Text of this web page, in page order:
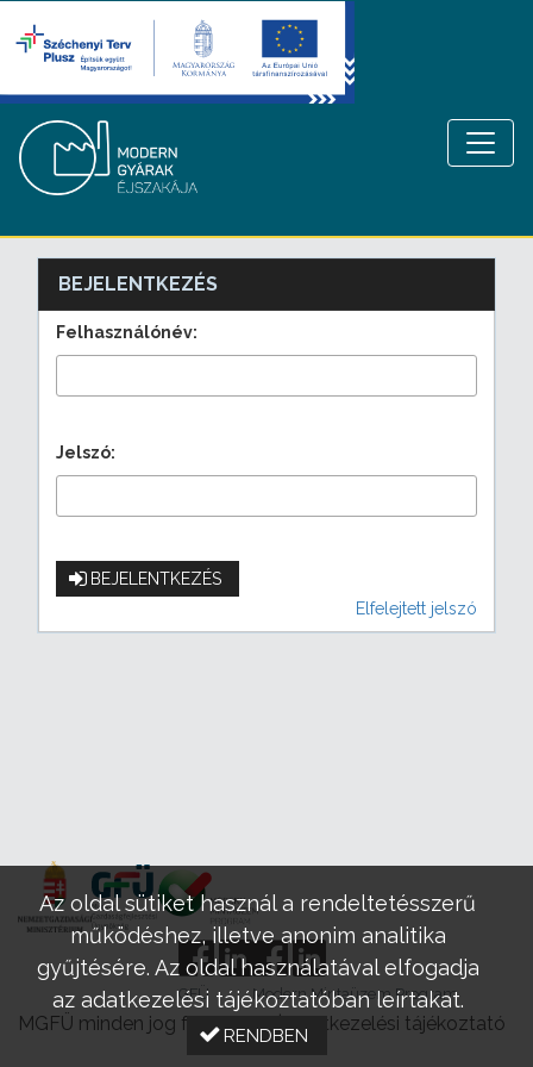
BEJELENTKEZÉS
Felhasználónév:
Jelszó:
BEJELENTKEZÉS
Elfelejtett jelszó
GFÜ Modern Mintaüzem Program
MGFÜ minden jog fenntartva |Adatkezelési tájékoztató
Az oldal sütiket használ a rendeltetésszerű
működéshez, illetve anonim analitika
gyűjtésére. Az oldal használatával elfogadja
az adatkezelési tájékoztatóban leírtakat.
RENDBEN